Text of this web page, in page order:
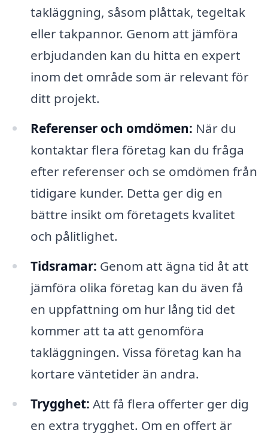
takläggning, såsom plåttak, tegeltak
eller takpannor. Genom att jämföra
erbjudanden kan du hitta en expert
inom det område som är relevant för
ditt projekt.
Referenser och omdömen: När du
kontaktar flera företag kan du fråga
efter referenser och se omdömen från
tidigare kunder. Detta ger dig en
bättre insikt om företagets kvalitet
och pålitlighet.
Tidsramar: Genom att ägna tid åt att
jämföra olika företag kan du även få
en uppfattning om hur lång tid det
kommer att ta att genomföra
takläggningen. Vissa företag kan ha
kortare väntetider än andra.
Trygghet: Att få flera offerter ger dig
en extra trygghet. Om en offert är